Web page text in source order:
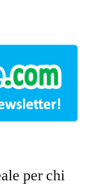
per chi